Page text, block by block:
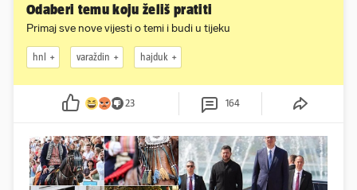
Odaberi temu koju želiš pratiti
Primaj sve nove vijesti o temi i budi u tijeku
hnl varaždin hajduk
23 164